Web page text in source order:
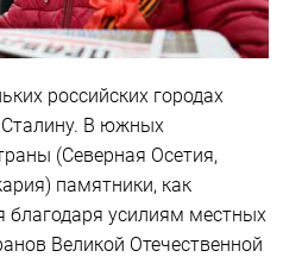
российских городах
В южных
(Северная Осетия,
памятники, как
благодаря усилиям местных
Великой Отечественной